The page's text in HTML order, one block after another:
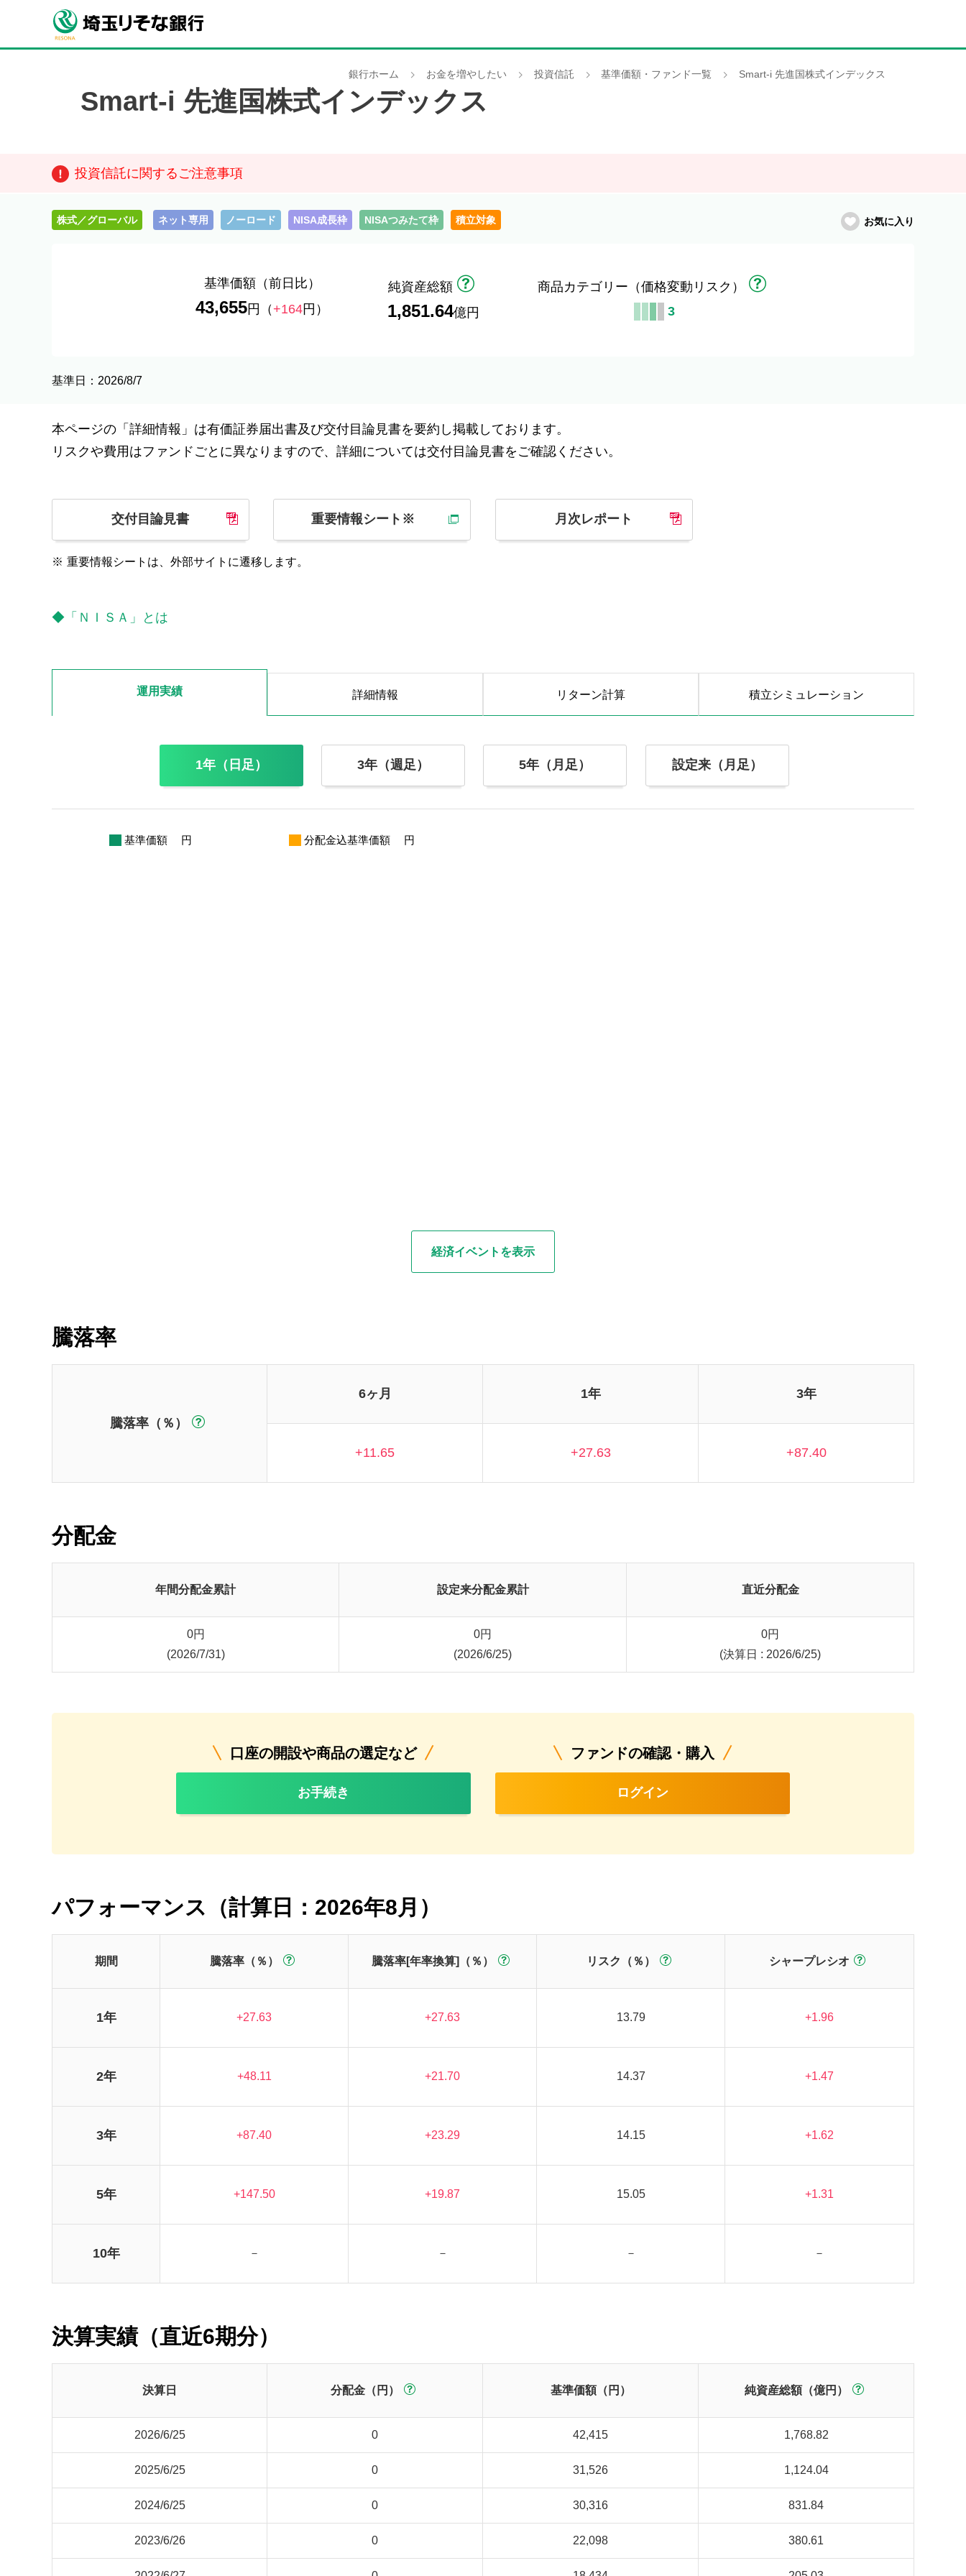
銀行ホーム お金を増やしたい 投資信託 基準価額・ファンド一覧 Smart-i 先進国株式インデックス
Smart-i 先進国株式インデックス
投資信託に関するご注意事項
株式／グローバル ネット専用 ノーロード NISA成長枠 NISAつみたて枠 積立対象 お気に入り
基準価額（前日比）
43,655円 （+164円）
純資産総額
1,851.64億円
商品カテゴリー （価格変動リスク）
3
基準日：2026/8/7
本ページの「詳細情報」は有価証券届出書及び交付目論見書を要約し掲載しております。
リスクや費用はファンドごとに異なりますので、詳細については交付目論見書をご確認ください。
交付目論見書 重要情報シート※ 月次レポート
※ 重要情報シートは、外部サイトに遷移します。
◆「ＮＩＳＡ」とは
運用実績 詳細情報 リターン計算 積立シミュレーション
1年（日足） 3年（週足） 5年（月足） 設定来（月足）
基準価額 円 分配金込基準価額 円
経済イベントを表示
騰落率
騰落率（％）
6ヶ月 1年 3年
+11.65 +27.63 +87.40
分配金
年間分配金累計 設定来分配金累計 直近分配金
0円
(2026/7/31)
0円
(2026/6/25)
0円
(決算日 : 2026/6/25)
口座の開設や商品の選定など
お手続き
ファンドの確認・購入
ログイン
パフォーマンス（計算日：2026年8月）
期間 騰落率（％） 騰落率[年率換算]（％） リスク（％） シャープレシオ
1年 +27.63 +27.63 13.79 +1.96
2年 +48.11 +21.70 14.37 +1.47
3年 +87.40 +23.29 14.15 +1.62
5年 +147.50 +19.87 15.05 +1.31
10年 － － － －
決算実績（直近6期分）
決算日 分配金（円） 基準価額（円） 純資産総額（億円）
2026/6/25 0 42,415 1,768.82
2025/6/25 0 31,526 1,124.04
2024/6/25 0 30,316 831.84
2023/6/26 0 22,098 380.61